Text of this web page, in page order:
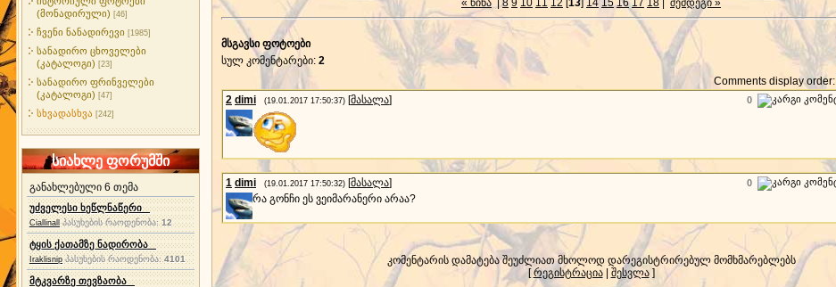
(მონადირული) [46]
ჩვენი ნანადირევი [1985]
სანადირო ცხოველები
(კატალოგი) [23]
სანადირო ფრინველები
(კატალოგი) [47]
სხვადასხვა [242]
სიახლე ფორუმში
განახლებული 6 თემა
უძველესი ხეწლნაწერი
Ciallinall პასუხების რაოდენობა:12
ტყის ქათამზე ნადირობა
Iraklisnip პასუხების რაოდენობა: 4101
მტკვარზე თევზაობა
« წინა |8 9 10 11 12 [13] 14 15 16 17 18 შემდეგი »
მსგავსი ფოტოები
სულ კომენტარები: 2
Comments display order:
0
2 dimi (19.01.2017 17:50:37) [მასალა]
0
1 dimi (19.01.2017 17:50:32) [მასალა]
რა გონჩი ეს ვეიმარანერი არაა?
კომენტარის დამატება შეუძლიათ მხოლოდ დარეგისტრირებულ მომხმარებლებს
[რეგისტრაცია| შესვლა]